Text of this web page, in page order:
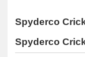
Spyderco
Spyderco